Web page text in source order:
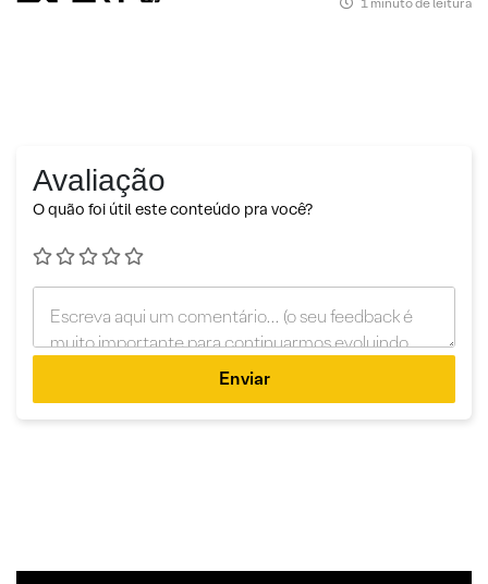
Avaliação
O quão foi útil este conteúdo pra você?
Enviar